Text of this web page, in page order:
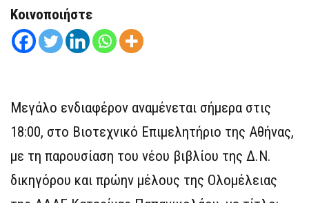
Κοινοποιήστε
Μεγάλο ενδιαφέρον αναμένεται σήμερα στις
18:00, στο Βιοτεχνικό Επιμελητήριο της Αθήνας,
με τη παρουσίαση του νέου βιβλίου της Δ.Ν.
δικηγόρου και πρώην μέλους της Ολομέλειας